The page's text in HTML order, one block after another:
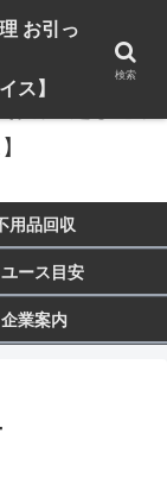
越市 日高市 鶴ヶ島市
用品回収
ユース目安
企業案内
お引っ
ス】
検索